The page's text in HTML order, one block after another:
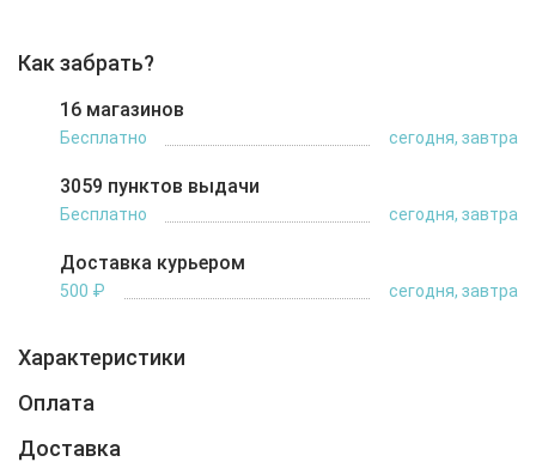
Как забрать?
16 магазинов
Бесплатно сегодня, завтра
3059 пунктов выдачи
Бесплатно сегодня, завтра
Доставка курьером
500 ₽ сегодня, завтра
Характеристики
Оплата
Доставка